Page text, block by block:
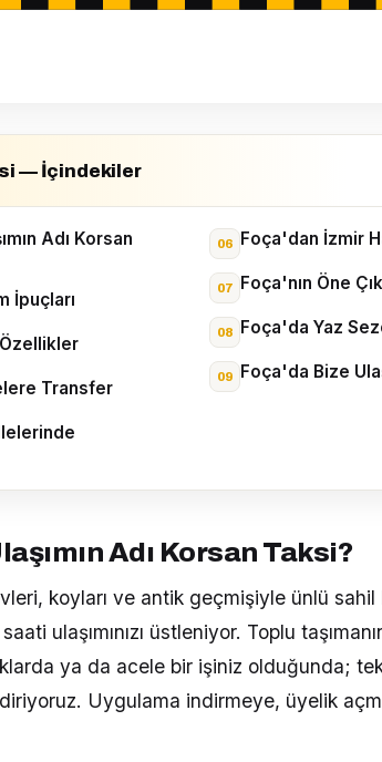
— İçindekiler
Adı Korsan
İpuçları
Transfer
Foça'dan İzmir
Foça'nın Öne
Foça'da Yaz
Foça'da Bize
Adı Korsan Taksi?
koyları ve antik geçmişiyle ünlü sahil
ulaşımınızı üstleniyor. Toplu
ya da acele bir işiniz olduğunda;
Uygulama indirmeye, üyelik